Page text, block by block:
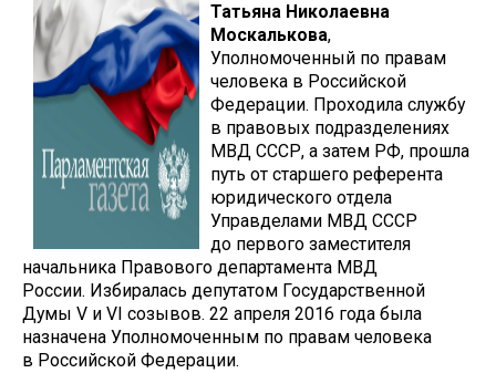
Татьяна Николаевна
Москалькова,
Уполномоченный по правам
человека в Российской
Федерации. Проходила службу
в правовых подразделениях
МВД СССР, а затем РФ, прошла
путь от старшего референта
юридического отдела
Управделами МВД СССР
до первого заместителя
начальника Правового департамента МВД
России. Избиралась депутатом Государственной
Думы V и VI созывов. 22 апреля 2016 года была
назначена Уполномоченным по правам человека
в Российской Федерации.